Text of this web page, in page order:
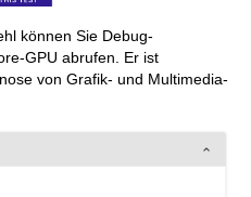
können Sie Debug-
GPU abrufen. Er ist
von Grafik- und Multimedia-